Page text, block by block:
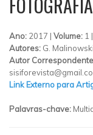
Ano: 2017 | Volume: 1 |
Autores: G. Malinowski
Autor
Link Externo para
Palavras-chave: